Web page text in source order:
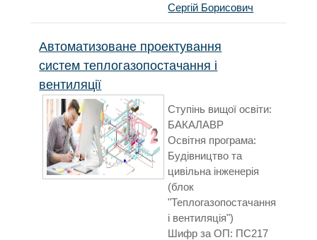
Сергій Борисович
Автоматизоване проектування
систем теплогазопостачання і
вентиляції
Ступінь вищої освіти:
БАКАЛАВР
Освітня програма:
Будівництво та
цивільна інженерія
(блок
"Теплогазопостачання
і вентиляція")
Шифр за ОП: ПС217